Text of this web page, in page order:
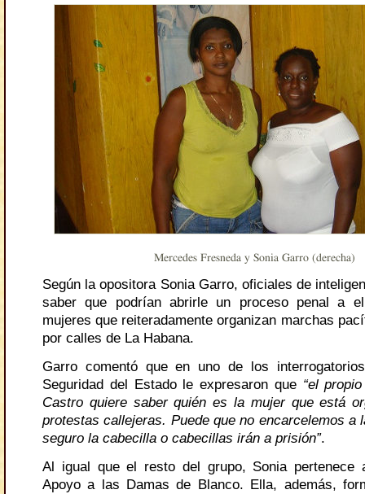
Mercedes Fresneda y Sonia Garro (derecha)
Según la opositora Sonia Garro, oficiales de
saber que podrían abrirle un proceso penal a
mujeres que reiteradamente organizan marchas
por calles de La Habana.
Garro comentó que en uno de los
Seguridad del Estado le expresaron que “el
Castro quiere saber quién es la mujer que está
protestas callejeras. Puede que no encarcelemos a
seguro la cabecilla o cabecillas irán a prisión”.
Al igual que el resto del grupo, Sonia pertenece
Apoyo a las Damas de Blanco. Ella, además,